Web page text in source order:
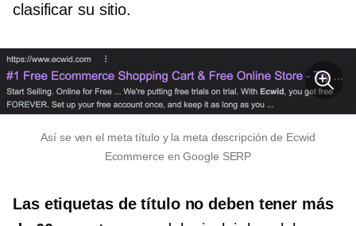
clasificar su sitio.
Así se ven el meta título y la meta descripción de Ecwid
Ecommerce en Google SERP
Las etiquetas de título no deben tener más